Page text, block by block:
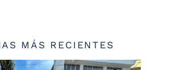
MÁS RECIENTES